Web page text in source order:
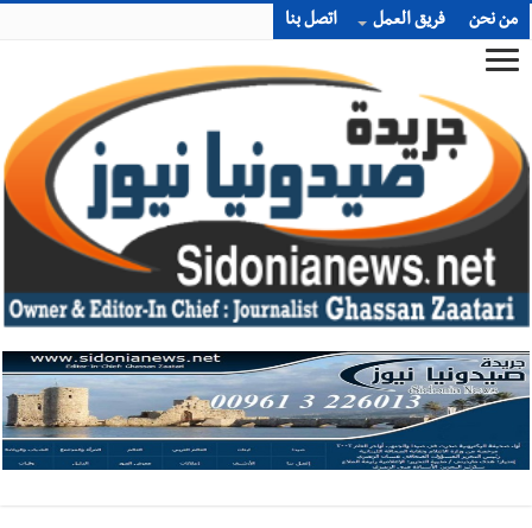
من نحن فريق العمل اتصل بنا